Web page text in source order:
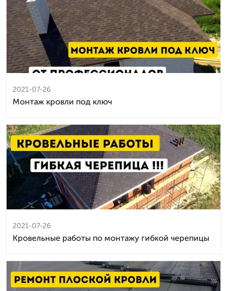
2021-07-26
Монтаж кровли под ключ
2021-07-26
Кровельные работы по монтажу гибкой черепицы